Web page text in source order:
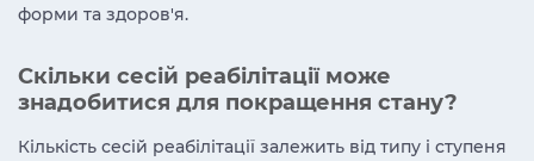
форми та здоров'я.
Скільки сесій реабілітації може
знадобитися для покращення стану?
Кількість сесій реабілітації залежить від типу і ступеня